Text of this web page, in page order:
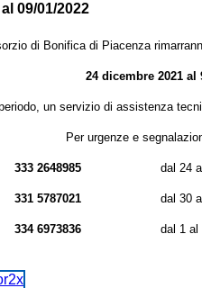
09/01/2022
di Bonifica di Piacenza
24 dicembre 2021 al
un servizio di assistenza
Per urgenze e
2648985 dal 24 al 29
dal 30 al 31
dal 1 al 6